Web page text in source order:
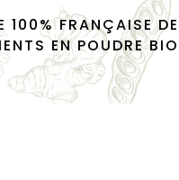
100% FRANÇAISE DE
EN POUDRE BIO